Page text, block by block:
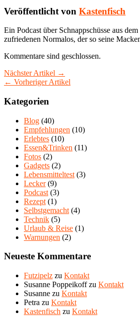
Veröffentlicht von Kastenfisch
Ein Podcast über Schnappschüsse aus
zufriedenen Normalos, der so seine
Kommentare sind geschlossen.
Nächster Artikel →
← Vorheriger Artikel
Kategorien
Blog (40)
Empfehlungen (10)
Erlebtes (10)
Essen&Trinken (11)
Fotos (2)
Gadgets (2)
Lebensmitteltest (3)
Lecker(9)
Podcast (3)
Rezept (1)
Selbstgemacht (4)
Technik (5)
Urlaub & Reise (1)
Warnungen (2)
Neueste Kommentare
Futzipelz zu Kontakt
Susanne Poppeikoffzu Kontakt
Susanne zu Kontakt
Petra zu Kontakt
Kastenfisch zu Kontakt